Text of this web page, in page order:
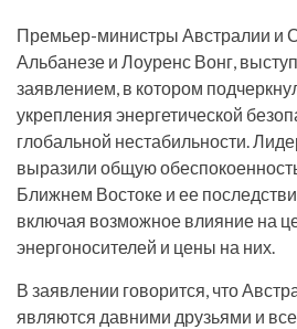
Премьер-министры Австралии и
Альбанезе и Лоуренс Вонг,
заявлением, в котором
укрепления энергетической
глобальной нестабильности.
выразили общую
Ближнем Востоке и ее
включая возможное влияние на
энергоносителей и цены на них.
В заявлении говорится, что
являются давними друзьями и